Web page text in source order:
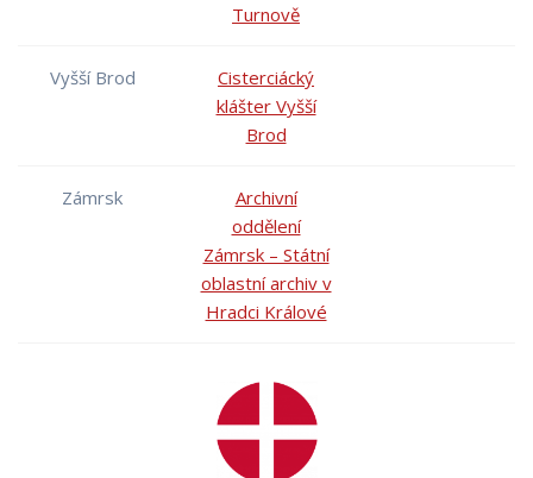
Turnově
Vyšší Brod
Cisterciácký
klášter Vyšší
Brod
Zámrsk
Archivní
oddělení
Zámrsk – Státní
oblastní archiv v
Hradci Králové